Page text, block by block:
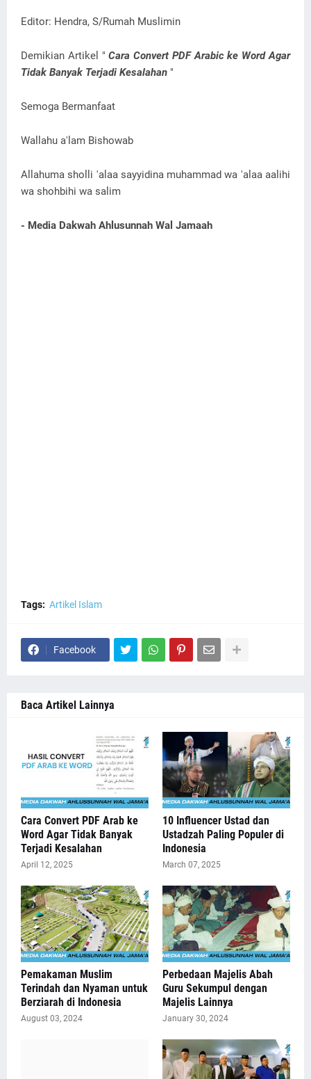
Editor: Hendra, S/Rumah Muslimin
Demikian Artikel "Cara Convert PDF Arabic ke Word Agar
Tidak Banyak Terjadi Kesalahan "
Semoga Bermanfaat
Wallahu a'lam Bishowab
Allahuma sholli 'alaa sayyidina muhammad wa 'alaa aalihi
wa shohbihi wa salim
- Media Dakwah Ahlusunnah Wal Jamaah
Tags: Artikel Islam
Facebook
Baca Artikel Lainnya
Cara Convert PDF Arab ke
Word Agar Tidak Banyak
Terjadi Kesalahan
April 12, 2025
10 Influencer Ustad dan
Ustadzah Paling Populer di
Indonesia
March 07, 2025
Pemakaman Muslim
Terindah dan Nyaman untuk
Berziarah di Indonesia
August 03, 2024
Perbedaan Majelis Abah
Guru Sekumpul dengan
Majelis Lainnya
January 30, 2024